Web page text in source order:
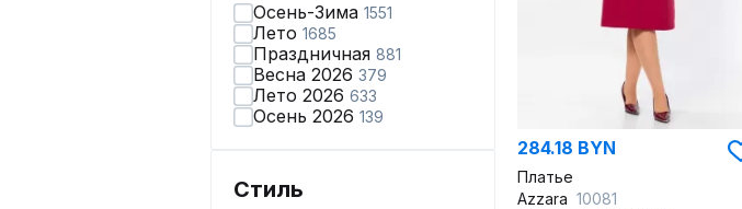
Осень-Зима 1551
Лето 1685
Праздничная 881
Весна 2026 379
Лето 2026 633
Осень 2026 139
Стиль
284.18 BYN
Платье
Azzara 10081